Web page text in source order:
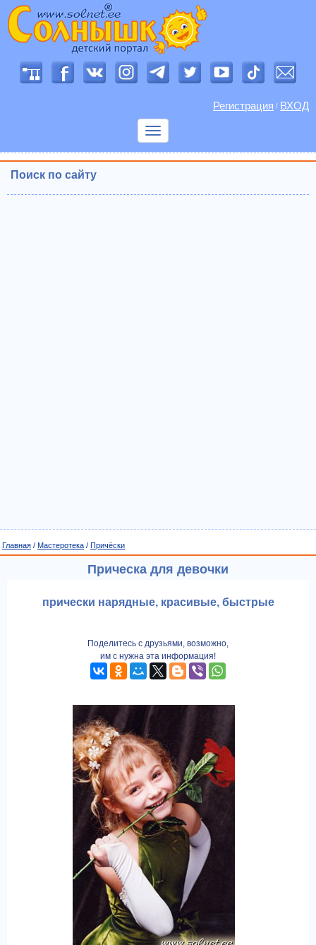
Регистрация / ВХОД
Показать
Поиск по сайту
Главная / Мастеротека / Причёски
Прическа для девочки
прически нарядные, красивые, быстрые
Поделитесь с друзьями, возможно,
им с нужна эта информация!